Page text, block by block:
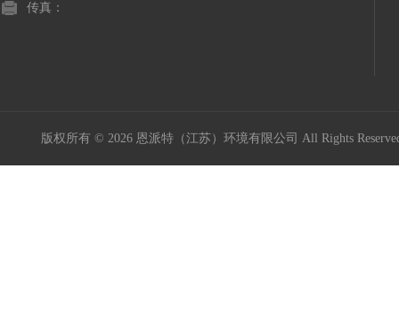
传真：
版权所有 © 2026 恩派特（江苏）环境有限公司 All Rights